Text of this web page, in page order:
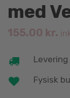
med
155.00 kr.
Fysisk